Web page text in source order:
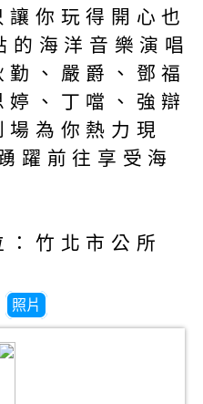
你玩得開心也
海洋音樂演唱
、嚴爵、鄧福
、丁噹、強辯
場為你熱力現
躍前往享受海
竹北市公所
照片